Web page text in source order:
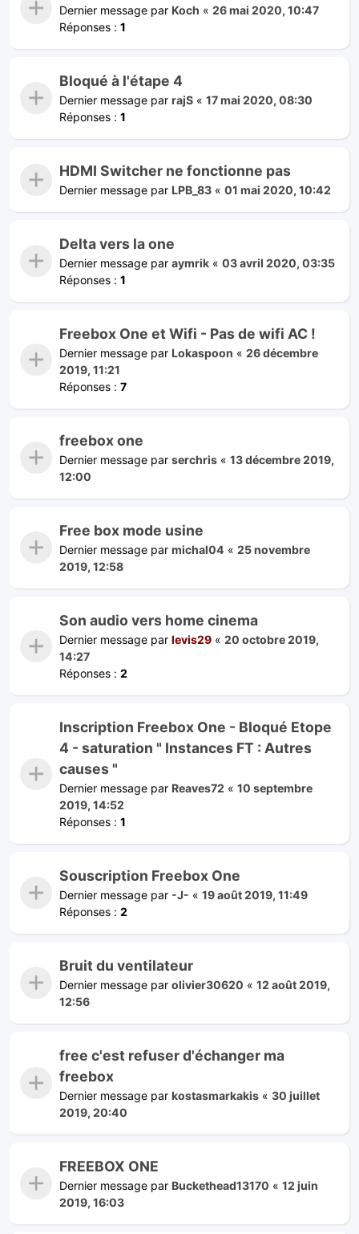
Dernier message par Koch « 26 mai 2020, 10:47
Réponses : 1
Bloqué à l'étape 4
Dernier message par rajS « 17 mai 2020, 08:30
Réponses : 1
HDMI Switcher ne fonctionne pas
Dernier message par LPB_83 « 01 mai 2020, 10:42
Delta vers la one
Dernier message par aymrik « 03 avril 2020, 03:35
Réponses : 1
Freebox One et Wifi - Pas de wifi AC !
Dernier message par Lokaspoon « 26 décembre
2019, 11:21
Réponses : 7
freebox one
Dernier message par serchris « 13 décembre 2019,
12:00
Free box mode usine
Dernier message par michal04 « 25 novembre
2019, 12:58
Son audio vers home cinema
Dernier message par levis29 « 20 octobre 2019,
14:27
Réponses : 2
Inscription Freebox One - Bloqué Etope
4 - saturation " Instances FT : Autres
causes "
Dernier message par Reaves72 « 10 septembre
2019, 14:52
Réponses : 1
Souscription Freebox One
Dernier message par -J- « 19 août 2019, 11:49
Réponses : 2
Bruit du ventilateur
Dernier message par olivier30620 « 12 août 2019,
12:56
free c'est refuser d'échanger ma
freebox
Dernier message par kostasmarkakis « 30 juillet
2019, 20:40
FREEBOX ONE
Dernier message par Buckethead13170 « 12 juin
2019, 16:03